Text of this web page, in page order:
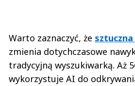
Warto zaznaczyć, że
zmienia dotychczasowe
tradycyjną wyszukiwarką. Aż
wykorzystuje AI do